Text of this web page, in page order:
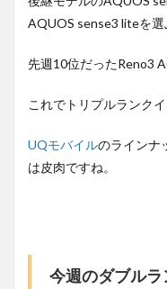
AQUOS sense3 liteを選
先週10位だったReno3
これでトリプルランク
UQモバイルのラインナ
は皮肉ですね。
今週のダブル